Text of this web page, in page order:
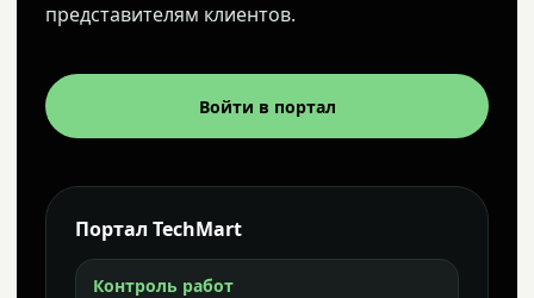
представителям клиентов.
Войти в портал
Портал TechMart
Контроль работ